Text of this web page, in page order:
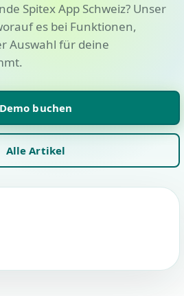
Spitex App Schweiz? Unser
es bei Funktionen,
Auswahl für deine
Demo buchen
Alle Artikel